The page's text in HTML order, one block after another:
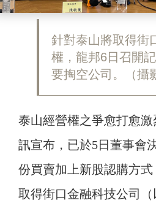
針對泰山將取得街
權，龍邦6日召開
要掏空公司。（攝
泰山經營權之爭愈打愈
訊宣布，已於5日董事會
份買賣加上新股認購方
取得街口金融科技公司（